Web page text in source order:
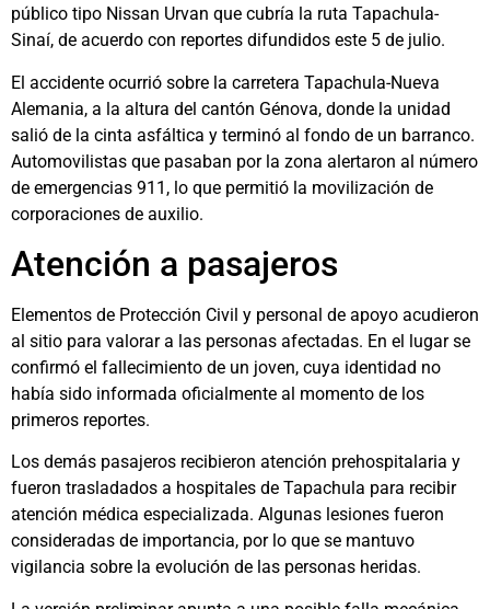
público tipo Nissan Urvan que cubría la ruta Tapachula-
Sinaí, de acuerdo con reportes difundidos este 5 de julio.
El accidente ocurrió sobre la carretera Tapachula-Nueva
Alemania, a la altura del cantón Génova, donde la unidad
salió de la cinta asfáltica y terminó al fondo de un barranco.
Automovilistas que pasaban por la zona alertaron al número
de emergencias 911, lo que permitió la movilización de
corporaciones de auxilio.
Atención a pasajeros
Elementos de Protección Civil y personal de apoyo acudieron
al sitio para valorar a las personas afectadas. En el lugar se
confirmó el fallecimiento de un joven, cuya identidad no
había sido informada oficialmente al momento de los
primeros reportes.
Los demás pasajeros recibieron atención prehospitalaria y
fueron trasladados a hospitales de Tapachula para recibir
atención médica especializada. Algunas lesiones fueron
consideradas de importancia, por lo que se mantuvo
vigilancia sobre la evolución de las personas heridas.